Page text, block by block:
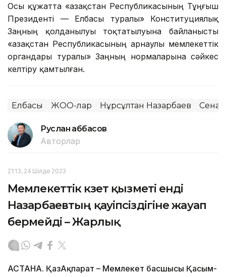
Осы құжатта «Қазақстан Республикасының Тұңғыш
Президенті — Елбасы туралы» Конституциялық
Заңның қолданылуы тоқтатылуына байланысты
«Қазақстан Республикасының арнаулы мемлекеттік
органдары туралы» Заңның нормаларына сәйкес
келтіру қамтылған.
Елбасы ЖОО-лар Нұрсұлтан Назарбаев Сенат
Руслан Ғаббасов
Авторлар
21:13, 24 Шілде 2023
Мемлекеттік күзет қызметі енді
Назарбаевтың қауіпсіздігіне жауап
бермейді – Жарлық
АСТАНА. ҚазАқпарат – Мемлекет басшысы Қасым-